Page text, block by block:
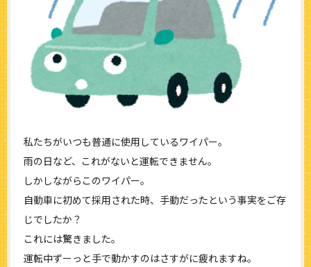
私たちがいつも普通に使用しているワイパー。
雨の日など、これがないと運転できません。
しかしながらこのワイパー。
自動車に初めて採用された時、手動だったという事実をご存
じでしたか？
これには驚きました。
運転中ずーっと手で動かすのはさすがに疲れますね。